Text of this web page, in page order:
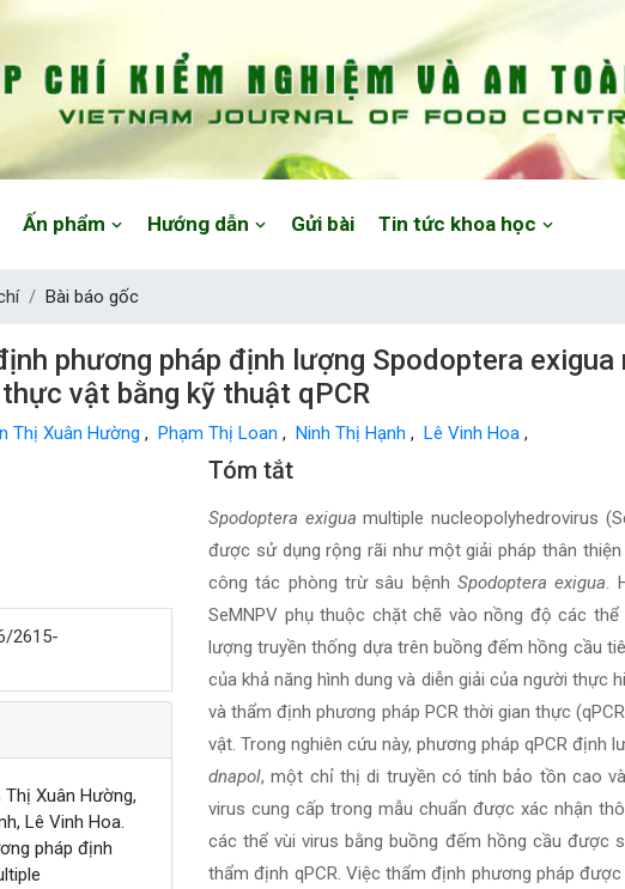
Ấn phẩm Hướng dẫn Gửi bài Tin tức khoa học
Bài báo gốc
phương pháp định lượng Spodoptera
vật bằng kỹ thuật qPCR
Thị Xuân Hường , Phạm Thị Loan , Ninh Thị Hạnh , Lê Vinh Hoa ,
2615-
Thị Xuân Hường,
Lê Vinh Hoa.
pháp định
Main Article Content
Tóm tắt
Spodoptera exigua multiple nucleopolyhedrovirus
được sử dụng rộng rãi như một giải pháp thân
công tác phòng trừ sâu bệnh Spodoptera exigua.
SeMNPV phụ thuộc chặt chẽ vào nồng độ các
lượng truyền thống dựa trên buồng đếm hồng cầu
của khả năng hình dung và diễn giải của người thực
và thẩm định phương pháp PCR thời gian thực
vật. Trong nghiên cứu này, phương pháp qPCR định
dnapol, một chỉ thị di truyền có tính bảo tồn cao
virus cung cấp trong mẫu chuẩn được xác nhận
các thể vùi virus bằng buồng đếm hồng cầu được
thẩm định qPCR. Việc thẩm định phương pháp